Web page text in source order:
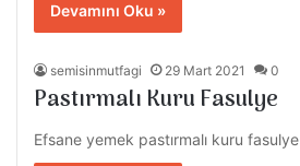
Devamını Oku »
semisinmutfagi 29 Mart 2021 0
Pastırmalı Kuru Fasulye
Efsane yemek pastırmalı kuru fasulye